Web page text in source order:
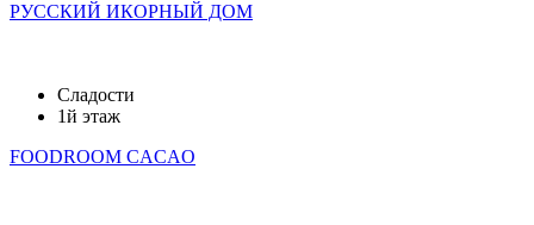
РУССКИЙ ИКОРНЫЙ ДОМ
Сладости
1й этаж
FOODROOM CACAO